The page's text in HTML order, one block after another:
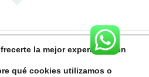
la mejor experiencia en
qué cookies utilizamos o